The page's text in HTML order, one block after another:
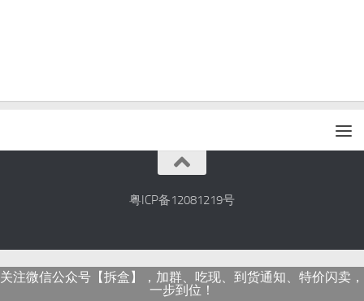
粤ICP备12081219号
关注微信公众号【拆盒】，加群、吃现、到货通知、特价闪卖，
一步到位！